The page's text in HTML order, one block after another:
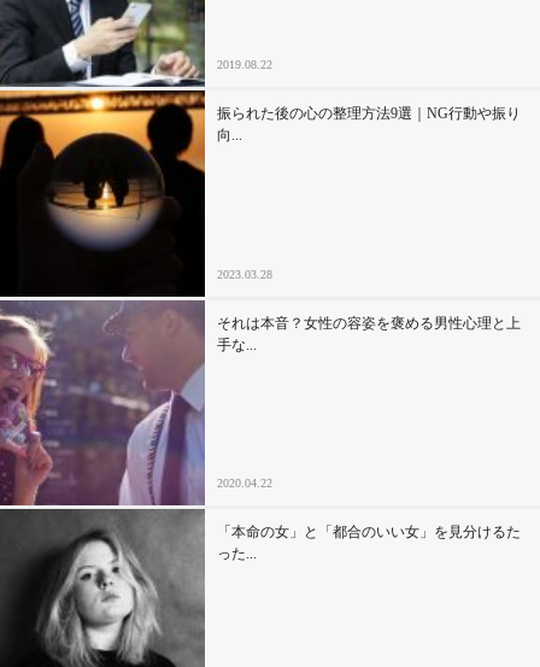
カルチャー・トレンド・芸能
驚き
2019.08.22
振られた後の心の整理方法9選｜NG行動や振り
向...
2023.03.28
それは本音？女性の容姿を褒める男性心理と上
手な...
2020.04.22
「本命の女」と「都合のいい女」を見分けるた
った...